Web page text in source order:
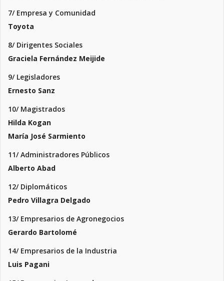
7/ Empresa y Comunidad
Toyota
8/ Dirigentes Sociales
Graciela Fernández Meijide
9/ Legisladores
Ernesto Sanz
10/ Magistrados
Hilda Kogan
María José Sarmiento
11/ Administradores Públicos
Alberto Abad
12/ Diplomáticos
Pedro Villagra Delgado
13/ Empresarios de Agronegocios
Gerardo Bartolomé
14/ Empresarios de la Industria
Luis Pagani